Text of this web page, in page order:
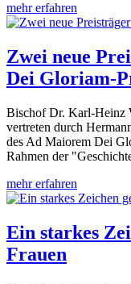
mehr erfahren
Zwei neue
Dei Gloriam-
Bischof Dr. Karl-Heinz
vertreten durch
des Ad Maiorem Dei
Rahmen der
mehr erfahren
Ein starkes
Frauen